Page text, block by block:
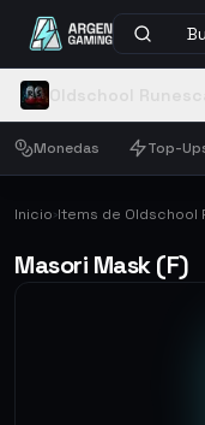
Monedas Top-
Inicio›Items de Oldschool
Masori Mask (F)